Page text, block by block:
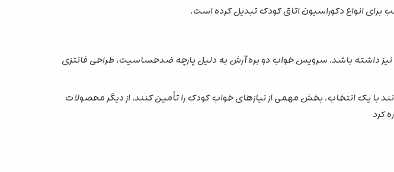
انواع دکوراسیون اتاق کودک تبدیل کرده است.
نیز داشته باشد. سرویس خواب دو بره آرش به دلیل پارچه ضدحساسیت، طراحی فانتزی
با یک انتخاب، بخش مهمی از نیازهای خواب کودک را تأمین کنند. از دیگر محصولات
کرد